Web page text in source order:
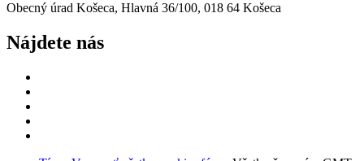
Obecný úrad Košeca, Hlavná 36/100, 018 64 Košeca
Nájdete nás